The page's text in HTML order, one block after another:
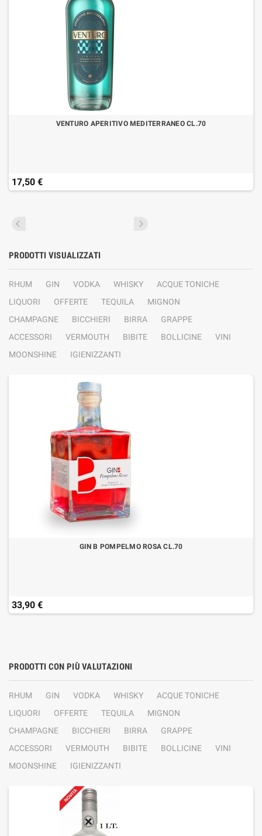
VENTURO APERITIVO MEDITERRANEO CL.70
17,50 €
PRODOTTI VISUALIZZATI
RHUM GIN VODKA WHISKY
ACQUE TONICHE
LIQUORI
OFFERTE TEQUILA
MIGNON
CHAMPAGNE
BICCHIERI BIRRA
GRAPPE
ACCESSORI
VERMOUTH BIBITE BOLLICINE
VINI
MOONSHINE
IGIENIZZANTI
GIN B POMPELMO ROSA CL.70
33,90 €
PRODOTTI CON PIÙ VALUTAZIONI
RHUM GIN VODKA WHISKY
ACQUE TONICHE
LIQUORI
OFFERTE TEQUILA
MIGNON
CHAMPAGNE
BICCHIERI BIRRA
GRAPPE
ACCESSORI
VERMOUTH BIBITE BOLLICINE
VINI
MOONSHINE
IGIENIZZANTI